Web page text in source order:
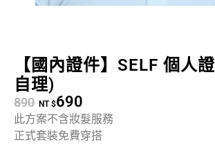
【國內證件】SELF 個人
自理)
890 NT $690
此方案不含妝髮服務
正式套裝免費穿搭